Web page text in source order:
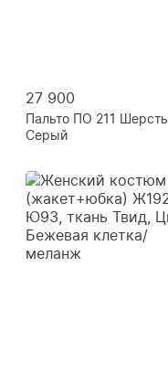
27 900
Пальто ПО 211 Шерсть
Серый